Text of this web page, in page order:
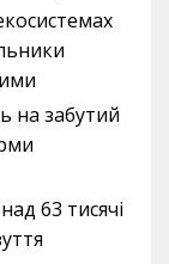
на забутий
63 тисячі